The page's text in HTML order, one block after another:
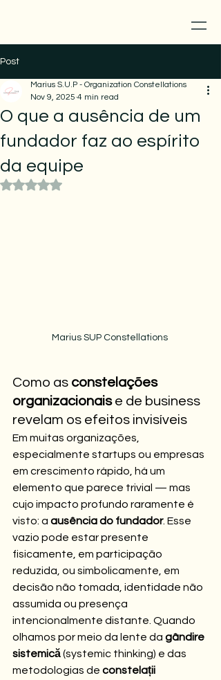
Post
O que a ausência de um
fundador faz ao espírito
da equipe
Marius S.U.P - Organization Constellations
Nov 9, 2025 4 min read
Rated NaN out of 5 stars.
Marius SUP Constellations
Como as constelações
organizacionais e de business
revelam os efeitos invisíveis
Em muitas organizações,
especialmente startups ou empresas
em crescimento rápido, há um
elemento que parece trivial — mas
cujo impacto profundo raramente é
visto: a ausência do fundador. Esse
vazio pode estar presente
fisicamente, em participação
reduzida, ou simbolicamente, em
decisão não tomada, identidade não
assumida ou presença
intencionalmente distante. Quando
olhamos por meio da lente da gândire
sistemică (systemic thinking) e das
metodologias de constelații